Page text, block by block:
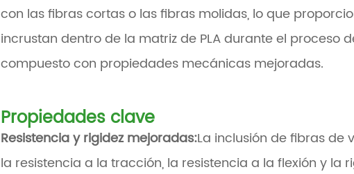
con las fibras cortas o las fibras molidas, lo que
incrustan dentro de la matriz de PLA durante el proceso
compuesto con propiedades mecánicas mejoradas.
Propiedades clave
Resistencia y rigidez mejoradas:La inclusión de fibras
la resistencia a la tracción, la resistencia a la flexión y la